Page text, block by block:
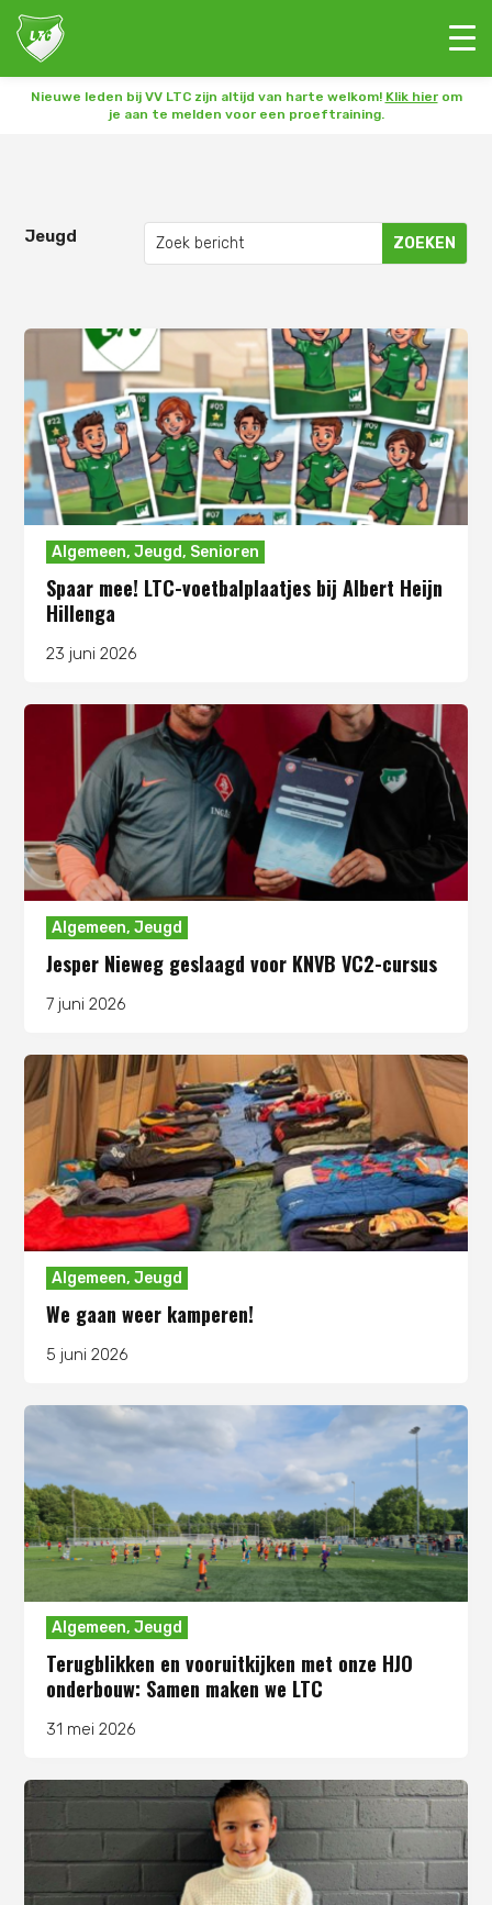
Nieuwe leden bij VV LTC zijn altijd van harte welkom! Klik hierom
je aan te melden voor een proeftraining.
Jeugd
Algemeen,Jeugd, Senioren
Spaar mee! LTC-voetbalplaatjes bij Albert Heijn
Hillenga
23 juni 2026
Algemeen,Jeugd
Jesper Nieweg geslaagd voor KNVB VC2-cursus
7 juni 2026
Algemeen,Jeugd
We gaan weer kamperen!
5 juni 2026
Algemeen,Jeugd
Terugblikken en vooruitkijken met onze HJO
onderbouw: Samen maken we LTC
31 mei 2026